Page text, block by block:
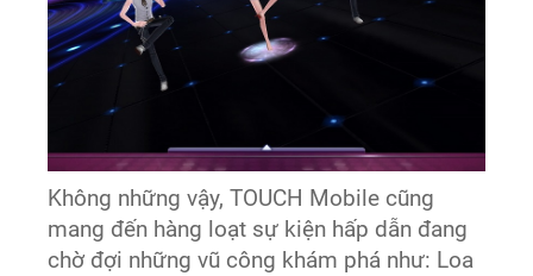
Không những vậy, TOUCH Mobile cũng
mang đến hàng loạt sự kiện hấp dẫn đang
chờ đợi những vũ công khám phá như: Loa